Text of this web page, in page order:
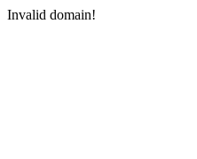
Invalid domain!